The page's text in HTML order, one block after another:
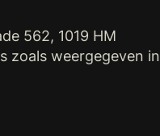
562, 1019 HM
zoals weergegeven in